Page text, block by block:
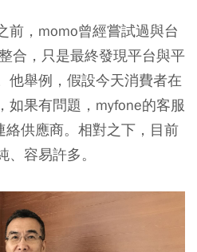
前，momo曾經嘗試過與台
合，只是最終發現平台與平
他舉例，假設今天消費者在
如果有問題，myfone的客服
供應商。相對之下，目前
容易許多。